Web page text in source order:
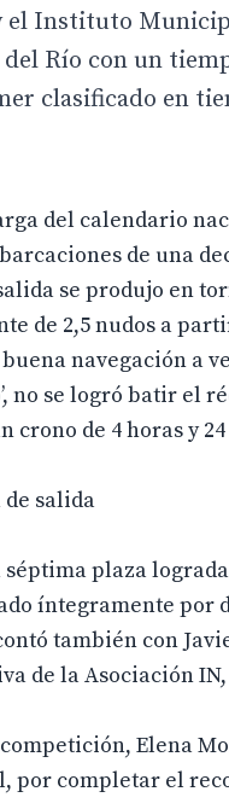
el Instituto
Río con un
clasificado en
del calendario
de una
se produjo en
de 2,5 nudos a
navegación a
no se logró batir el
crono de 4 horas y
salida
plaza
íntegramente por
también con
de la Asociación
Elena
por completar el